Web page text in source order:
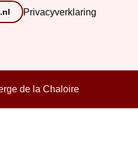
Privacyverklaring
de la Chaloire